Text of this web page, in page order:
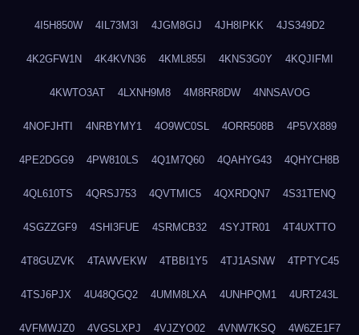
4I5H850W 4IL73M3I 4JGM8GIJ 4JH8IPKK 4JS349D2
4K2GFW1N 4K4KVN36 4KML855I 4KNS3G0Y 4KQJIFMI
4KWTO3AT 4LXNH9M8 4M8RR8DW 4NNSAVOG
4NOFJHTI 4NRBYMY1 4O9WC0SL 4ORR508B 4P5VX889
4PE2DGG9 4PW810LS 4Q1M7Q60 4QAHYG43 4QHYCH8B
4QL610TS 4QRSJ753 4QVTMIC5 4QXRDQN7 4S31TENQ
4SGZZGF9 4SHI3FUE 4SRMCB32 4SYJTR01 4T4UXTTO
4T8GUZVK 4TAWVEKW 4TBBI1Y5 4TJ1ASNW 4TPTYC45
4TSJ6PJX 4U48QGQ2 4UMM8LXA 4UNHPQM1 4URT243L
4VFMWJZ0 4VGSLXPJ 4VJZYO02 4VNW7KSQ 4W6ZE1F7